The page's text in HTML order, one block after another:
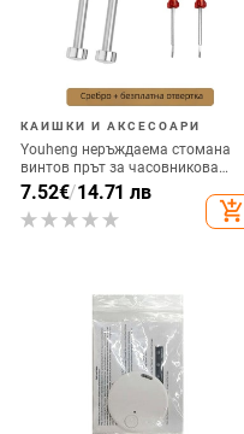
КАИШКИ И АКСЕСОАРИ
Youheng неръждаема стомана
винтов прът за часовникова
каишка, конкав край, свързващ
прът, №1
7.52€/14.71 лв
add_shopping_cart